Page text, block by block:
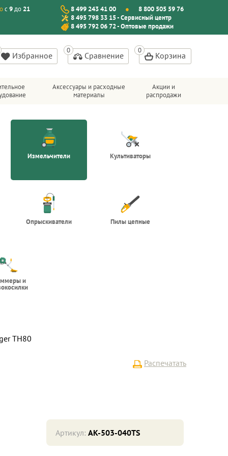
с9до 21 8 499 243 41 00
8 800 505 59 76
8 495 798 33 15 - Сервисный центр
8 495 792 06 72 - Оптовые продажи
Избранное Сравнение Корзина
Аксессуары и расходные
материалы
Акции и
распродажи
Измельчители Культиваторы
Опрыскиватели Пилы цепные
и
TH80
Распечатать
Артикул: AK-503-040TS